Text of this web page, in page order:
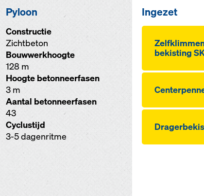
Pyloon
Constructie
Zichtbeton
Bouwwerkhoogte
128 m
Hoogte betonneerfasen
3 m
Aantal betonneerfasen
43
Cyclustijd
3-5 dagenritme
Ingezet
bekisting